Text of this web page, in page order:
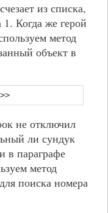
из списка,
Когда же герой
метод
объект в
не отключил
ли сундук
в параграфе
метод
поиска номера